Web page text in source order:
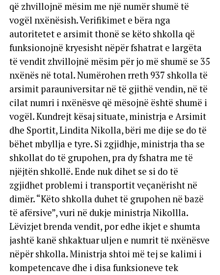
që zhvillojnë mësim me një numër shumë të
vogël nxënësish. Verifikimet e bëra nga
autoritetet e arsimit thonë se këto shkolla që
funksionojnë kryesisht nëpër fshatrat e largëta
të vendit zhvillojnë mësim për jo më shumë se 35
nxënës në total. Numërohen rreth 937 shkolla të
arsimit parauniversitar në të gjithë vendin, në të
cilat numri i nxënësve që mësojnë është shumë i
vogël. Kundrejt kësaj situate, ministrja e Arsimit
dhe Sportit, Lindita Nikolla, bëri me dije se do të
bëhet mbyllja e tyre. Si zgjidhje, ministrja tha se
shkollat do të grupohen, pra dy fshatra me të
njëjtën shkollë. Ende nuk dihet se si do të
zgjidhet problemi i transportit veçanërisht në
dimër. “Këto shkolla duhet të grupohen në bazë
të afërsive”, vuri në dukje ministrja Nikollla.
Lëvizjet brenda vendit, por edhe ikjet e shumta
jashtë kanë shkaktuar uljen e numrit të nxënësve
nëpër shkolla. Ministrja shtoi më tej se kalimi i
kompetencave dhe i disa funksioneve tek